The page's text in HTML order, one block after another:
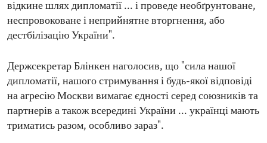
відкине шлях дипломатії ... і проведе необґрунтоване,
неспровоковане і неприйнятне вторгнення, або
дестбілізацію України".
Держсекретар Блінкен наголосив, що "сила нашої
дипломатії, нашого стримування і будь-якої відповіді
на агресію Москви вимагає єдності серед союзників та
партнерів а також всередині України ... українці мають
триматись разом, особливо зараз".